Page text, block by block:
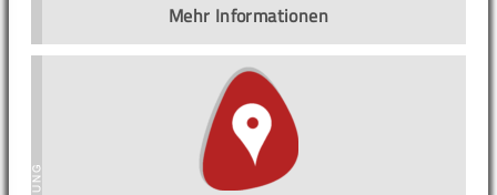
Mehr Informationen